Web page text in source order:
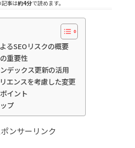
記事は約4分で読めます。
るSEOリスクの概要
重要性
デックス更新の活用
エンスを考慮した変更
イント
プ
ンサーリンク